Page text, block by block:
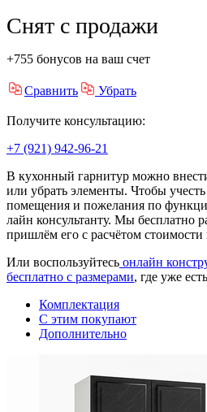
Снят с продажи
+755 бонусов на ваш счет
Сравнить Убрать
Получите консультацию:
+7 (921) 942-96-21
В кухонный гарнитур можно
или убрать элементы. Чтобы
помещения и пожелания по
лайн консультанту. Мы бесплатно
пришлём его с расчётом
Или воспользуйтесь онлайн
бесплатно с размерами, где уже
Комплектация
С этим покупают
Дополнительно